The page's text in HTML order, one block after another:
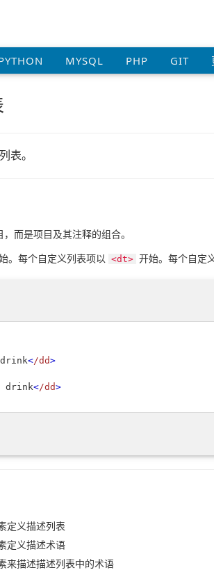
MYSQL PHP GIT
表。
而是项目及其注释的组合。
。每个自定义列表项以 <dt> 开始。每个自定
</dd>
drink</dd>
定义描述列表
定义描述术语
来描述描述列表中的术语